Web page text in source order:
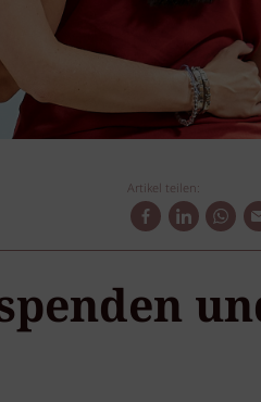
Artikel teilen: